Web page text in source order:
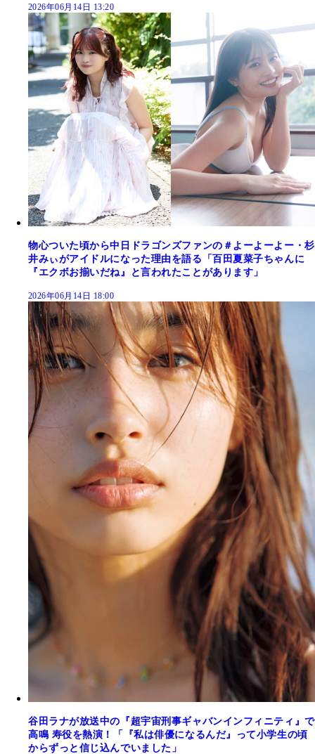
2026年06月14日 13:20
物心ついた頃から中日ドラゴンズファンの＃よーよーよー・杉
井みぃがアイドルになった理由を語る「百田夏菜子ちゃんに
『エクボお揃いだね』と言われたことがあります」
2026年06月14日 18:00
谷田ラナが放送中の『超宇宙刑事ギャバンインフィニティ』で
高鳴 寿役を熱演！「『私は俳優になるんだ』って小学生の頃
からずっと信じ込んでいました」